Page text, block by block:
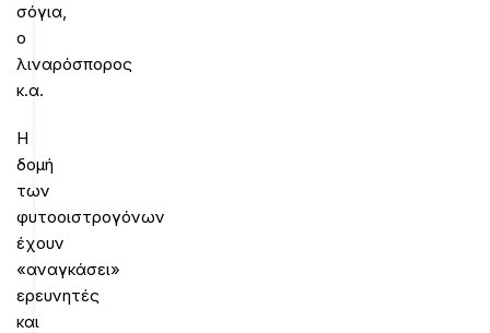
σόγια,
ο
λιναρόσπορος
κ.α.
Η
δομή
των
φυτοοιστρογόνων
έχουν
«αναγκάσει»
ερευνητές
και